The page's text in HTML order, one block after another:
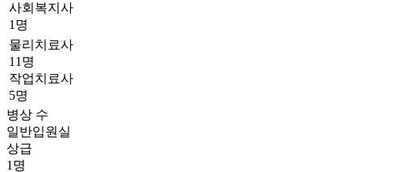
사회복지사
1명
물리치료사
11명
작업치료사
5명
병상 수
일반입원실
상급
1명